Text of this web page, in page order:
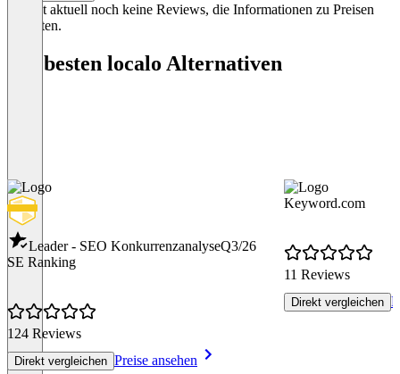
Es gibt aktuell noch keine Reviews, die Informationen zu Preisen
enthalten.
Die besten localo Alternativen
Leader - SEO KonkurrenzanalyseQ3/26
SE Ranking
124 Reviews
Direkt vergleichen Preise ansehen
Keyword.com
11 Reviews
Direkt vergleichen